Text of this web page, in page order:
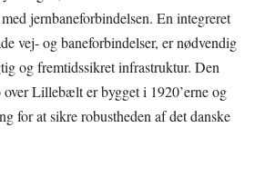
jernbaneforbindelsen. En integreret
vej- og baneforbindelser, er nødvendig
og fremtidssikret infrastruktur. Den
Lillebælt er bygget i 1920’erne og
for at sikre robustheden af det danske